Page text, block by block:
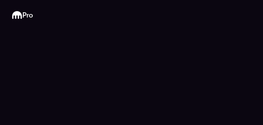
Kraken
Pro